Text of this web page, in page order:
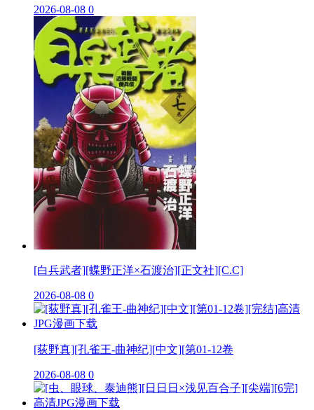
2026-08-08 0
[白兵武者][蝶野正洋×石渡治][正文社][C.C]
2026-08-08 0
[荻野真][孔雀王-曲神纪][中文][第01-12卷
2026-08-08 0